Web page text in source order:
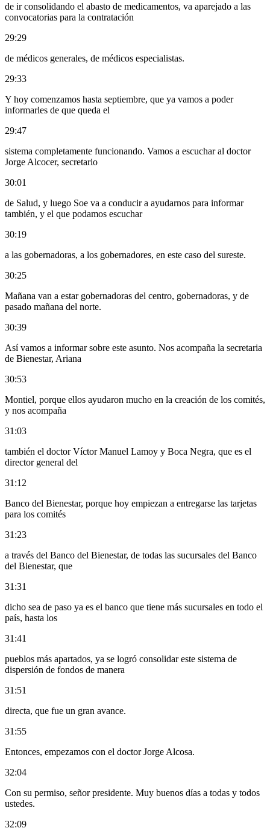
de ir consolidando el abasto de medicamentos, va aparejado a las
convocatorias para la contratación
29:29
de médicos generales, de médicos especialistas.
29:33
Y hoy comenzamos hasta septiembre, que ya vamos a poder
informarles de que queda el
29:47
sistema completamente funcionando. Vamos a escuchar al doctor
Jorge Alcocer, secretario
30:01
de Salud, y luego Soe va a conducir a ayudarnos para informar
también, y el que podamos escuchar
30:19
a las gobernadoras, a los gobernadores, en este caso del sureste.
30:25
Mañana van a estar gobernadoras del centro, gobernadoras, y de
pasado mañana del norte.
30:39
Así vamos a informar sobre este asunto. Nos acompaña la secretaria
de Bienestar, Ariana
30:53
Montiel, porque ellos ayudaron mucho en la creación de los comités,
y nos acompaña
31:03
también el doctor Víctor Manuel Lamoy y Boca Negra, que es el
director general del
31:12
Banco del Bienestar, porque hoy empiezan a entregarse las tarjetas
para los comités
31:23
a través del Banco del Bienestar, de todas las sucursales del Banco
del Bienestar, que
31:31
dicho sea de paso ya es el banco que tiene más sucursales en todo el
país, hasta los
31:41
pueblos más apartados, ya se logró consolidar este sistema de
dispersión de fondos de manera
31:51
directa, que fue un gran avance.
31:55
Entonces, empezamos con el doctor Jorge Alcosa.
32:04
Con su permiso, señor presidente. Muy buenos días a todas y todos
ustedes.
32:09